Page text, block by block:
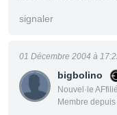
signaler
bigbolino
Nouvel·le
Membre
01 Décembre 2004 à